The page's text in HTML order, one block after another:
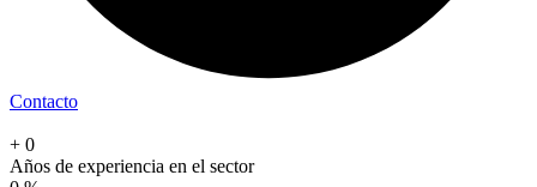
Contacto
+ 0
Años de experiencia en el sector